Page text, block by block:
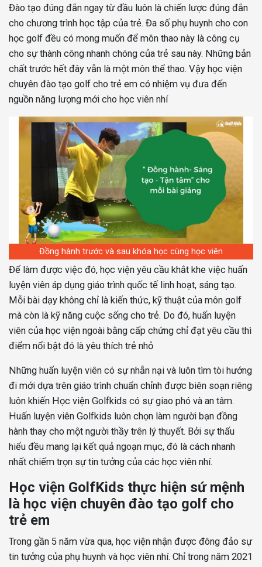
Đào tạo đúng đắn ngay từ đầu luôn là chiến lược đúng đắn
cho chương trình học tập của trẻ. Đa số phụ huynh cho con
học golf đều có mong muốn để môn thao này là công cụ
cho sự thành công nhanh chóng của trẻ sau này. Những bản
chất trước hết đây vẫn là một môn thể thao. Vậy học viện
chuyên đào tạo golf cho trẻ em có nhiệm vụ đưa đến
nguồn năng lượng mới cho học viên nhí
Đồng hành trước và sau khóa học cùng học viên
Để làm được việc đó, học viện yêu cầu khắt khe việc huấn
luyện viên áp dụng giáo trình quốc tế linh hoạt, sáng tạo.
Mỗi bài dạy không chỉ là kiến thức, kỹ thuật của môn golf
mà còn là kỹ năng cuộc sống cho trẻ. Do đó, huấn luyện
viên của học viện ngoài bằng cấp chứng chỉ đạt yêu cầu thì
điểm nổi bật đó là yêu thích trẻ nhỏ
Những huấn luyện viên có sự nhẫn nại và luôn tìm tòi hướng
đi mới dựa trên giáo trình chuẩn chỉnh được biên soạn riêng
luôn khiến Học viện Golfkids có sự giao phó và an tâm.
Huấn luyện viên Golfkids luôn chọn làm người bạn đồng
hành thay cho một người thầy trên lý thuyết. Bởi sự thấu
hiểu đều mang lại kết quả ngoạn mục, đó là cách nhanh
nhất chiếm trọn sự tin tưởng của các học viên nhí.
Học viện GolfKids thực hiện sứ mệnh
là học viện chuyên đào tạo golf cho
trẻ em
Trong gần 5 năm vừa qua, học viện nhận được đông đảo sự
tin tưởng của phụ huynh và học viên nhí. Chỉ trong năm 2021